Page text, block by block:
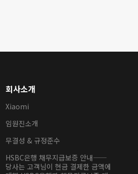
회사소개
Xiaomi
임원진소개
무결성 & 규정준수
HSBC은행 채무지급보증 안내——
당사는 고객님이 현금 결제한 금액에